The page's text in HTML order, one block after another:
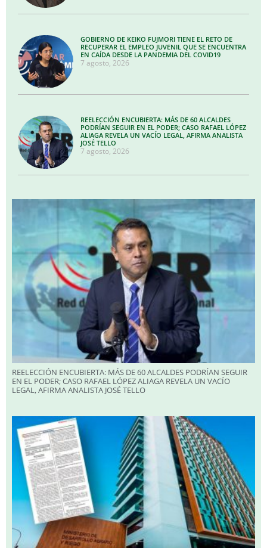
GOBIERNO DE KEIKO FUJMORI TIENE EL RETO DE
RECUPERAR EL EMPLEO JUVENIL QUE SE ENCUENTRA
EN CAÍDA DESDE LA PANDEMIA DEL COVID19
7 agosto, 2026
REELECCIÓN ENCUBIERTA: MÁS DE 60 ALCALDES
PODRÍAN SEGUIR EN EL PODER; CASO RAFAEL LÓPEZ
ALIAGA REVELA UN VACÍO LEGAL, AFIRMA ANALISTA
JOSÉ TELLO
7 agosto, 2026
REELECCIÓN ENCUBIERTA: MÁS DE 60 ALCALDES PODRÍAN SEGUIR
EN EL PODER; CASO RAFAEL LÓPEZ ALIAGA REVELA UN VACÍO
LEGAL, AFIRMA ANALISTA JOSÉ TELLO